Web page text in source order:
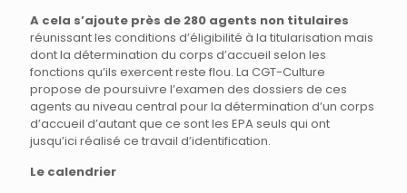
A cela s’ajoute près de 280 agents non titulaires
réunissant les conditions d’éligibilité à la titularisation mais
dont la détermination du corps d’accueil selon les
fonctions qu’ils exercent reste flou. La CGT-Culture
propose de poursuivre l’examen des dossiers de ces
agents au niveau central pour la détermination d’un corps
d’accueil d’autant que ce sont les EPA seuls qui ont
jusqu’ici réalisé ce travail d’identification.
Le calendrier